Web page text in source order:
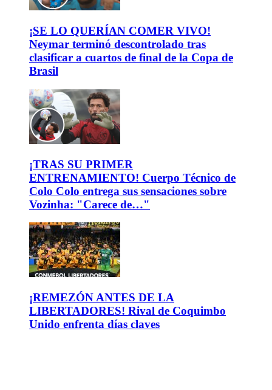
¡SE LO QUERÍAN COMER VIVO!
Neymar terminó descontrolado tras
clasificar a cuartos de final de la Copa de
Brasil
¡TRAS SU PRIMER
ENTRENAMIENTO! Cuerpo Técnico de
Colo Colo entrega sus sensaciones sobre
Vozinha: "Carece de…"
¡REMEZÓN ANTES DE LA
LIBERTADORES! Rival de Coquimbo
Unido enfrenta días claves